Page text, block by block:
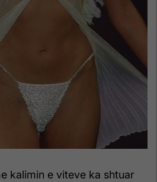
kalimin e viteve ka shtuar